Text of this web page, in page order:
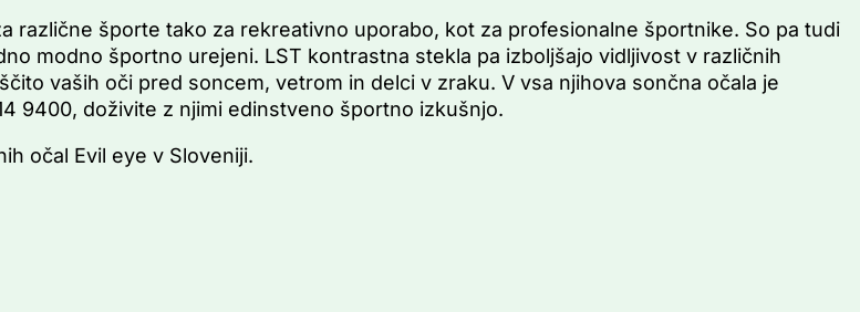
9400
količina
različne športe tako za rekreativno uporabo, kot za profesionalne športnike. So pa tudi
modno športno urejeni. LST kontrastna stekla pa izboljšajo vidljivost v različnih
vaših oči pred soncem, vetrom in delci v zraku. V vsa njihova sončna očala je
9400, doživite z njimi edinstveno športno izkušnjo.
očal Evil eye v Sloveniji.